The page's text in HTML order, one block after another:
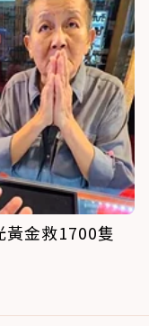
黃金救1700隻